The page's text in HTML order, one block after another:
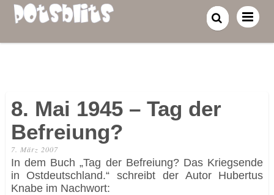
8. Mai 1945 – Tag der
Befreiung?
7. März 2007
In dem Buch „Tag der Befreiung? Das Kriegsende
in Ostdeutschland.“ schreibt der Autor Hubertus
Knabe im Nachwort: